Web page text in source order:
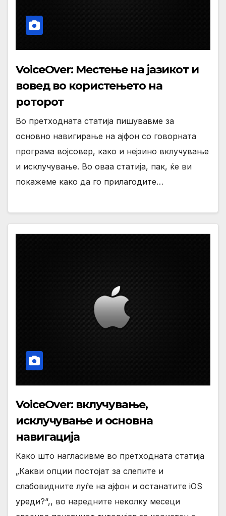
VoiceOver: Местење на јазикот и
вовед во користењето на
роторот
Во претходната статија пишувавме за
основно навигирање на ајфон со говорната
програма војсовер, како и нејзино вклучување
и исклучување. Во оваа статија, пак, ќе ви
покажеме како да го прилагодите…
VoiceOver: вклучување,
исклучување и основна
навигација
Како што нагласивме во претходната статија
„Какви опции постојат за слепите и
слабовидните луѓе на ајфон и останатите iOS
уреди?“,, во наредните неколку месеци